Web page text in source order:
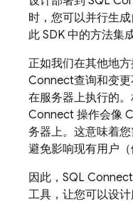
时，您可以并行生
此 SDK 中的方法集
正如我们在其他地
Connect查询和变
在服务器上执行的。
Connect 操作会像
务器上。这意味着
避免影响现有用户（
因此， SQL Connect
工具，让您可以设